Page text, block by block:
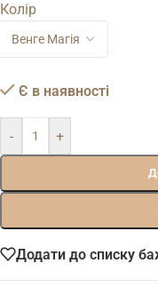
Колір
Є в наявності
- +
Додати до списку